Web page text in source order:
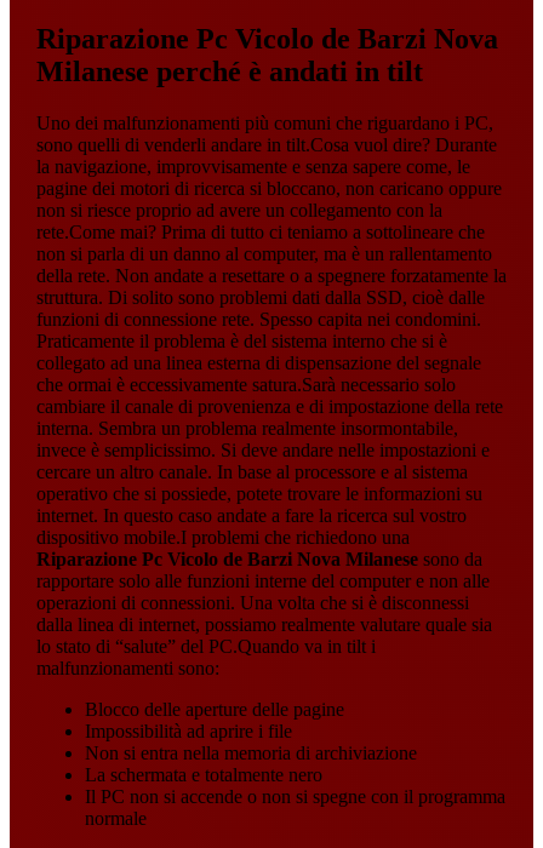
Riparazione Pc Vicolo de Barzi Nova
Milanese perché è andati in tilt
Uno dei malfunzionamenti più comuni che riguardano i PC,
sono quelli di venderli andare in tilt.Cosa vuol dire? Durante
la navigazione, improvvisamente e senza sapere come, le
pagine dei motori di ricerca si bloccano, non caricano oppure
non si riesce proprio ad avere un collegamento con la
rete.Come mai? Prima di tutto ci teniamo a sottolineare che
non si parla di un danno al computer, ma è un rallentamento
della rete. Non andate a resettare o a spegnere forzatamente la
struttura. Di solito sono problemi dati dalla SSD, cioè dalle
funzioni di connessione rete. Spesso capita nei condomini.
Praticamente il problema è del sistema interno che si è
collegato ad una linea esterna di dispensazione del segnale
che ormai è eccessivamente satura.Sarà necessario solo
cambiare il canale di provenienza e di impostazione della rete
interna. Sembra un problema realmente insormontabile,
invece è semplicissimo. Si deve andare nelle impostazioni e
cercare un altro canale. In base al processore e al sistema
operativo che si possiede, potete trovare le informazioni su
internet. In questo caso andate a fare la ricerca sul vostro
dispositivo mobile.I problemi che richiedono una
Riparazione Pc Vicolo de Barzi Nova Milanesesono da
rapportare solo alle funzioni interne del computer e non alle
operazioni di connessioni. Una volta che si è disconnessi
dalla linea di internet, possiamo realmente valutare quale sia
lo stato di “salute” del PC.Quando va in tilt i
malfunzionamenti sono:
Blocco delle aperture delle pagine
Impossibilità ad aprire i file
Non si entra nella memoria di archiviazione
La schermata e totalmente nero
Il PC non si accende o non si spegne con il programma
normale